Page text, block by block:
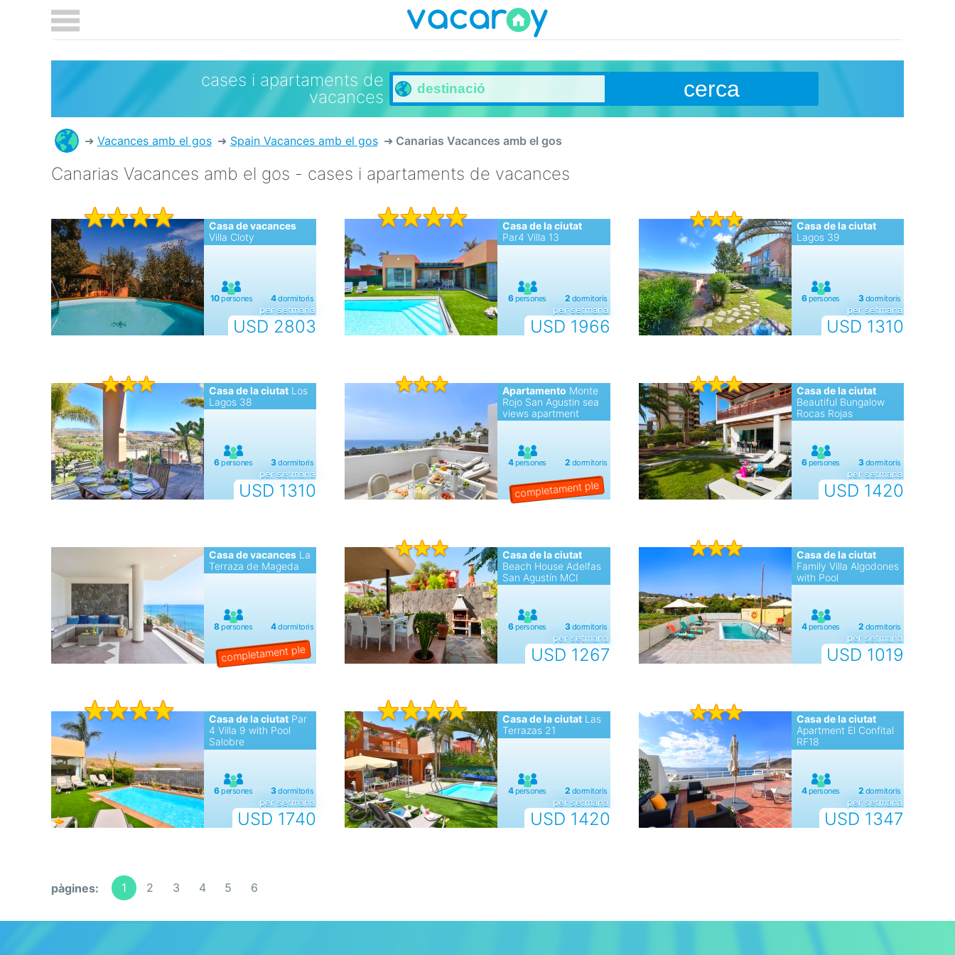
cases i apartaments de
vacances
cerca
Vacances amb el gos Spain Vacances amb el gos Canarias Vacances amb el gos
Canarias Vacances amb el gos - cases i apartaments de vacances
Casa de vacances
Villa Cloty
USD 2803
per setmana
Casa de la ciutat
Par4 Villa 13
USD 1966
per setmana
Casa de la ciutat
Lagos 39
USD 1310
per setmana
Casa de la ciutat Los
Lagos 38
USD 1310
per setmana
Apartamento Monte
Rojo San Agustin sea
views apartment
Casa de la ciutat
Beautiful Bungalow
Rocas Rojas
USD 1420
per setmana
Casa de vacances La
Terraza de Mageda
Casa de la ciutat
Beach House Adelfas
San Agustín MCI
USD 1267
per setmana
Casa de la ciutat
Family Villa Algodones
with Pool
USD 1019
per setmana
Casa de la ciutat Par
4 Villa 9 with Pool
Salobre
USD 1740
per setmana
Casa de la ciutat Las
Terrazas 21
USD 1420
per setmana
Casa de la ciutat
Apartment El Confital
RF18
USD 1347
per setmana
pàgines: 1 2 3 4 5 6